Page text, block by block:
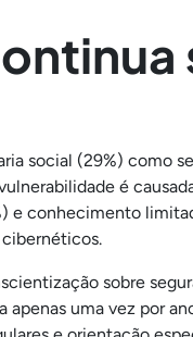
social (29%) como
é
e conhecimento
sobre
uma vez por